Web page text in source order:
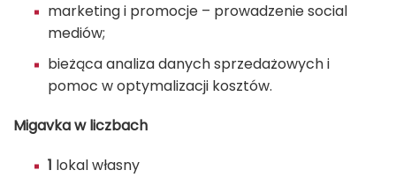
marketing i promocje – prowadzenie social
mediów;
bieżąca analiza danych sprzedażowych i
pomoc w optymalizacji kosztów.
Migavka w liczbach
1 lokal własny